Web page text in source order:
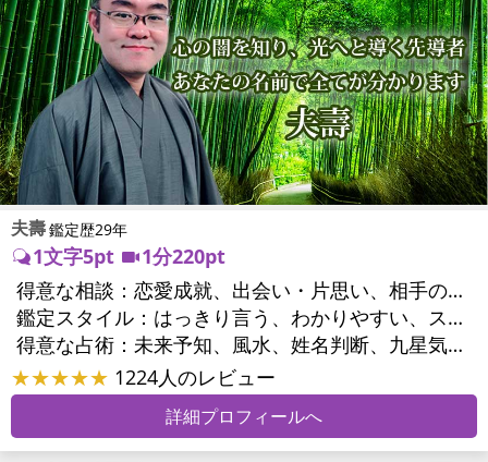
夫壽鑑定歴29年
1文字5pt
1分220pt
得意な相談：
恋愛成就、出会い・片思い、相手の気持ち、相性、縁結び、結婚、男心・女心、二人の今後、複雑な恋愛、三角関係、略奪愛、浮気、不倫、復活愛、復縁、離婚、同性愛・LGBT、人間関係、職場の人間関係、対人関係、仕事運、適職、転職、進路、人生全般、人事、開業、廃業、目標、家族関係、夫婦関係、家庭問題、夫婦問題、親族問題、育児・子育て、シングルマザー、引越し・転居、方位、開運指導、健康運、金運
鑑定スタイル：
はっきり言う、わかりやすい、スピード鑑定、簡潔、具体的、的確、納得感、情報量が多い、友達のように相談できる、聞き上手、とても話しやすい、じっくり聞いてくれる、愛にあふれ温かい、深く濃厚、勇気をくれる、前向き・元気になれる、実力派
得意な占術：
未来予知、風水、姓名判断、九星気学、占星術、数秘術、陰陽五行、手相、カウンセリング、オリジナル占術
★★★★★ 1224人のレビュー
詳細プロフィールへ